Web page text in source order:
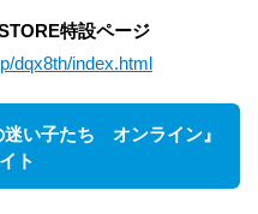
特設ページ
dqx8th/index.html
い子たち オンライン』
ト